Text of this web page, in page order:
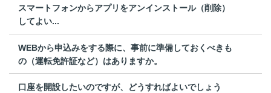
スマートフォンからアプリをアンインストール（削除）
してよい...
WEBから申込みをする際に、事前に準備しておくべきも
の（運転免許証など）はありますか。
口座を開設したいのですが、どうすればよいでしょう